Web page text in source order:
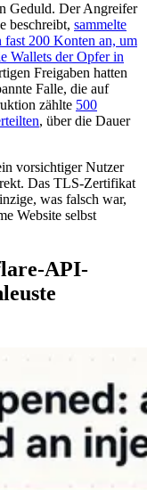
Geduld. Der Angreifer
beschreibt, sammelte
200 Konten an, um
Wallets der Opfer in
Freigaben hatten
Falle, die auf
zählte 500
, über die Dauer
vorsichtiger Nutzer
Das TLS-Zertifikat
was falsch war,
Website selbst
API-